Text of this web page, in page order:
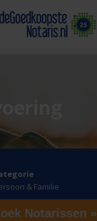
& Familie
Notarissen »